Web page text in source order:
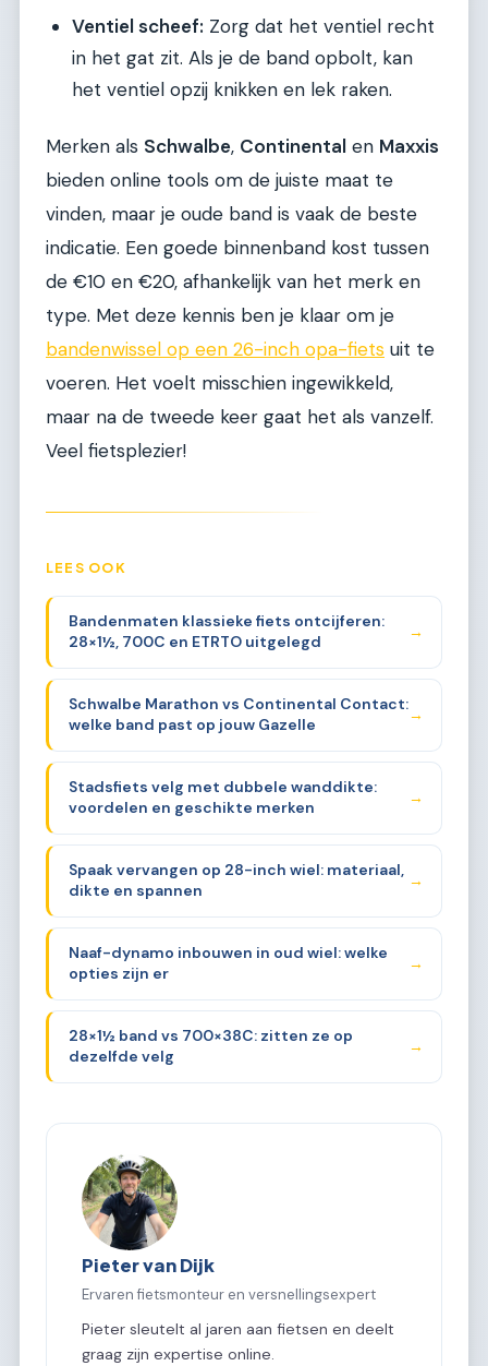
Ventiel scheef: Zorg dat het ventiel recht
in het gat zit. Als je de band opbolt, kan
het ventiel opzij knikken en lek raken.
Merken als Schwalbe, Continental en Maxxis
bieden online tools om de juiste maat te
vinden, maar je oude band is vaak de beste
indicatie. Een goede binnenband kost tussen
de €10 en €20, afhankelijk van het merk en
type. Met deze kennis ben je klaar om je
bandenwissel op een 26-inch opa-fiets uit te
voeren. Het voelt misschien ingewikkeld,
maar na de tweede keer gaat het als vanzelf.
Veel fietsplezier!
LEES OOK
Bandenmaten klassieke fiets ontcijferen:
28×1½, 700C en ETRTO uitgelegd
→
Schwalbe Marathon vs Continental Contact:
welke band past op jouw Gazelle
→
Stadsfiets velg met dubbele wanddikte:
voordelen en geschikte merken
→
Spaak vervangen op 28-inch wiel: materiaal,
dikte en spannen
→
Naaf-dynamo inbouwen in oud wiel: welke
opties zijn er
→
28×1½ band vs 700×38C: zitten ze op
dezelfde velg
→
Pieter van Dijk
Ervaren fietsmonteur en versnellingsexpert
Pieter sleutelt al jaren aan fietsen en deelt
graag zijn expertise online.